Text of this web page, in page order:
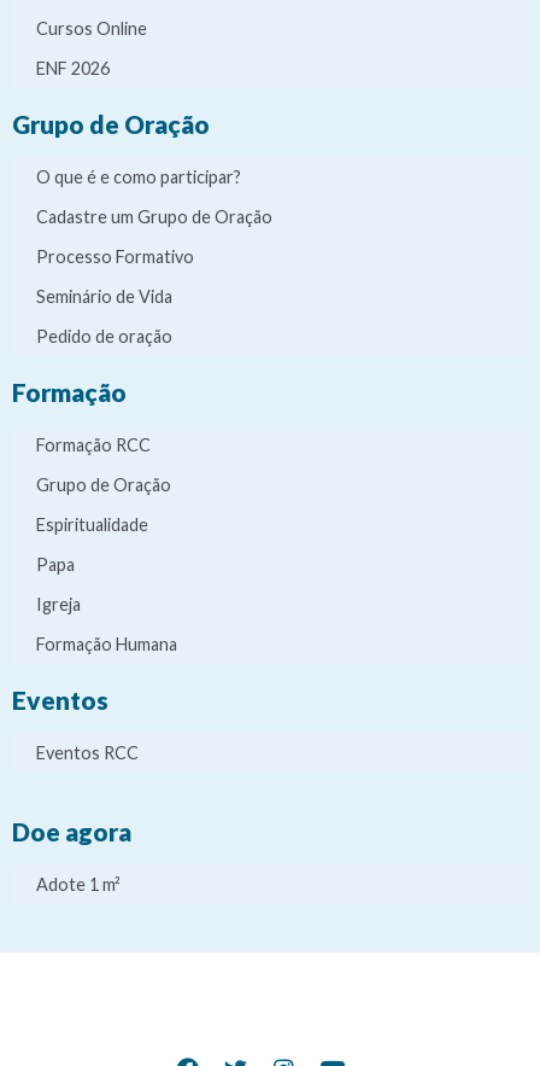
Cursos Online
ENF 2026
Grupo de Oração
O que é e como participar?
Cadastre um Grupo de Oração
Processo Formativo
Seminário de Vida
Pedido de oração
Formação
Formação RCC
Grupo de Oração
Espiritualidade
Papa
Igreja
Formação Humana
Eventos
Eventos RCC
Doe agora
Adote 1 m²